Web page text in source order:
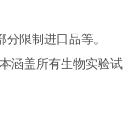
限制进口品等。
涵盖所有生物实验试